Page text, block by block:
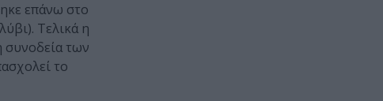
επάνω στο
Τελικά η
συνοδεία των
το